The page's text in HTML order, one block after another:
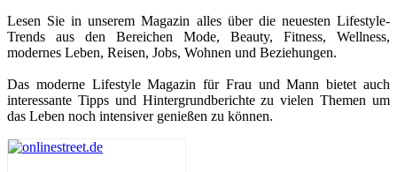
Lesen Sie in unserem Magazin alles über die neuesten Lifestyle-
Trends aus den Bereichen Mode, Beauty, Fitness, Wellness,
modernes Leben, Reisen, Jobs, Wohnen und Beziehungen.
Das moderne Lifestyle Magazin für Frau und Mann bietet auch
interessante Tipps und Hintergrundberichte zu vielen Themen um
das Leben noch intensiver genießen zu können.